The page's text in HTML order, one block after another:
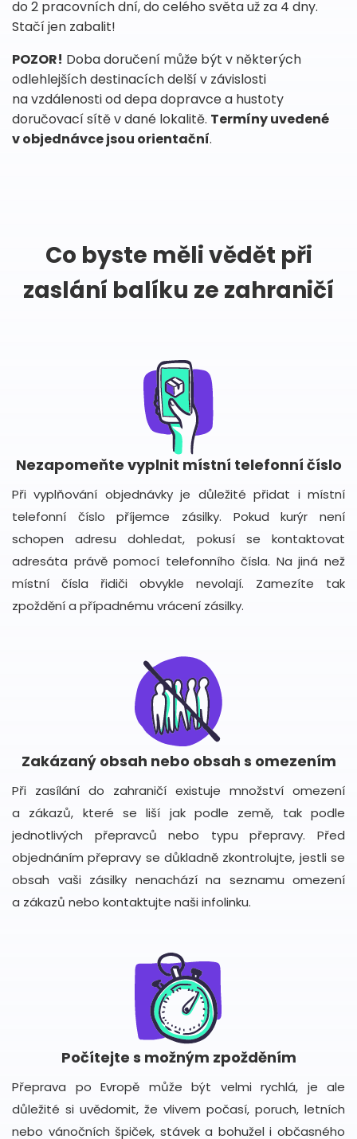
do 2 pracovních dní, do celého světa už za 4 dny.
Stačí jen zabalit!
POZOR! Doba doručení může být v některých
odlehlejších destinacích delší v závislosti
na vzdálenosti od depa dopravce a hustoty
doručovací sítě v dané lokalitě. Termíny uvedené
v objednávce jsou orientační.
Co byste měli vědět při
zaslání balíku ze zahraničí
Nezapomeňte vyplnit místní telefonní číslo
Při vyplňování objednávky je důležité přidat i místní
telefonní číslo příjemce zásilky. Pokud kurýr není
schopen adresu dohledat, pokusí se kontaktovat
adresáta právě pomocí telefonního čísla. Na jiná než
místní čísla řidiči obvykle nevolají. Zamezíte tak
zpoždění a případnému vrácení zásilky.
Zakázaný obsah nebo obsah s omezením
Při zasílání do zahraničí existuje množství omezení
a zákazů, které se liší jak podle země, tak podle
jednotlivých přepravců nebo typu přepravy. Před
objednáním přepravy se důkladně zkontrolujte, jestli se
obsah vaši zásilky nenachází na seznamu omezení
a zákazů nebo kontaktujte naši infolinku.
Počítejte s možným zpožděním
Přeprava po Evropě může být velmi rychlá, je ale
důležité si uvědomit, že vlivem počasí, poruch, letních
nebo vánočních špiček, stávek a bohužel i občasného